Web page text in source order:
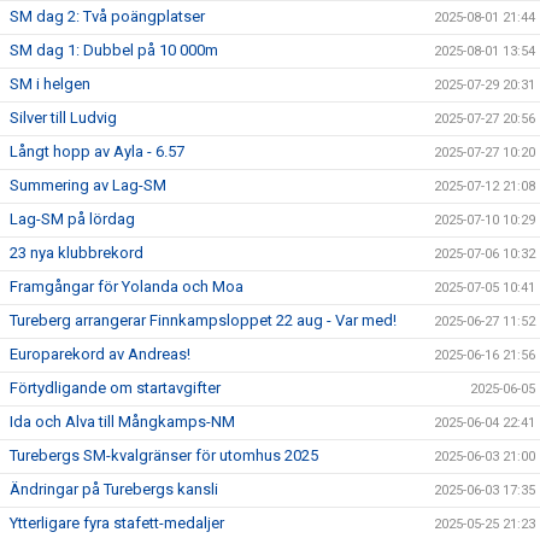
SM dag 2: Två poängplatser 2025-08-01 21:44
SM dag 1: Dubbel på 10 000m 2025-08-01 13:54
SM i helgen 2025-07-29 20:31
Silver till Ludvig 2025-07-27 20:56
Långt hopp av Ayla - 6.57 2025-07-27 10:20
Summering av Lag-SM 2025-07-12 21:08
Lag-SM på lördag 2025-07-10 10:29
23 nya klubbrekord 2025-07-06 10:32
Framgångar för Yolanda och Moa 2025-07-05 10:41
Tureberg arrangerar Finnkampsloppet 22 aug - Var med! 2025-06-27 11:52
Europarekord av Andreas! 2025-06-16 21:56
Förtydligande om startavgifter 2025-06-05
Ida och Alva till Mångkamps-NM 2025-06-04 22:41
Turebergs SM-kvalgränser för utomhus 2025 2025-06-03 21:00
Ändringar på Turebergs kansli 2025-06-03 17:35
Ytterligare fyra stafett-medaljer 2025-05-25 21:23